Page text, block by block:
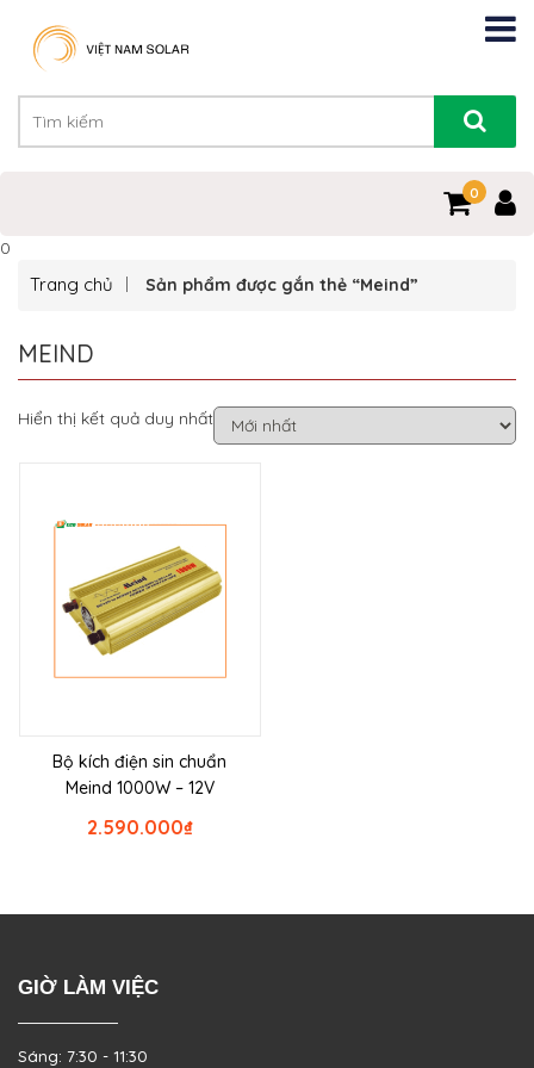
0
0
Trang chủ Sản phẩm được gắn thẻ “Meind”
MEIND
Hiển thị kết quả duy nhất
Bộ kích điện sin chuẩn
Meind 1000W – 12V
₫
2.590.000
GIỜ LÀM VIỆC
Sáng: 7:30 - 11:30